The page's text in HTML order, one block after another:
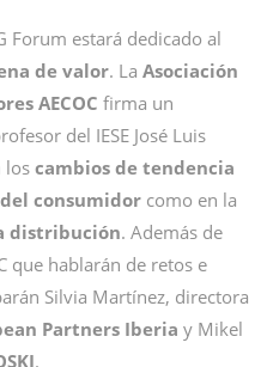
Forum estará dedicado al
de valor. La Asociación
AECOC firma un
del IESE José Luis
los cambios de tendencia
consumidor como en la
distribución. Además de
que hablarán de retos e
Silvia Martínez, directora
Partners Iberia y Mikel
.